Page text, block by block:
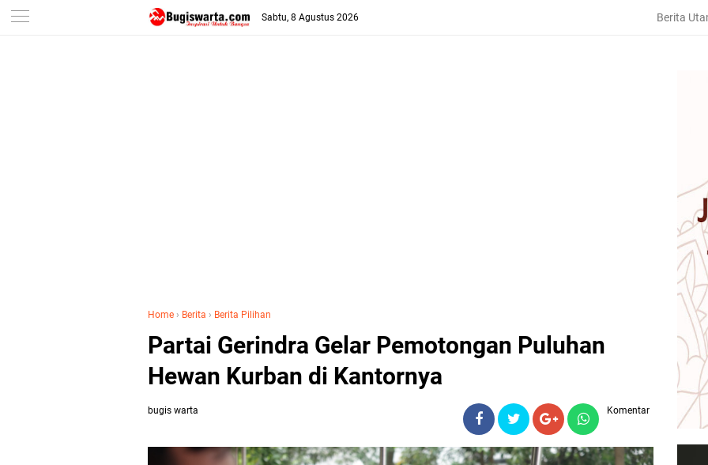
-->
Sabtu, 8 Agustus 2026 Berita
Home › Berita › Berita Pilihan
Partai Gerindra Gelar Pemotongan Puluhan
Hewan Kurban di Kantornya
bugis warta Komentar